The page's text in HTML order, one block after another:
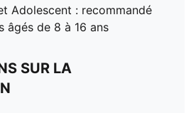
Adolescent : recommandé
âgés de 8 à 16 ans
SUR LA